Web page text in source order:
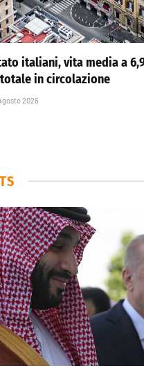
italiani, vita media a
in circolazione
2026